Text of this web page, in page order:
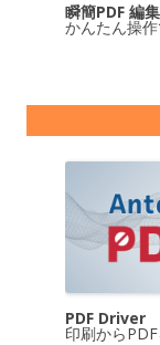
瞬簡PDF 編
かんたん操
PDF Driver
印刷から